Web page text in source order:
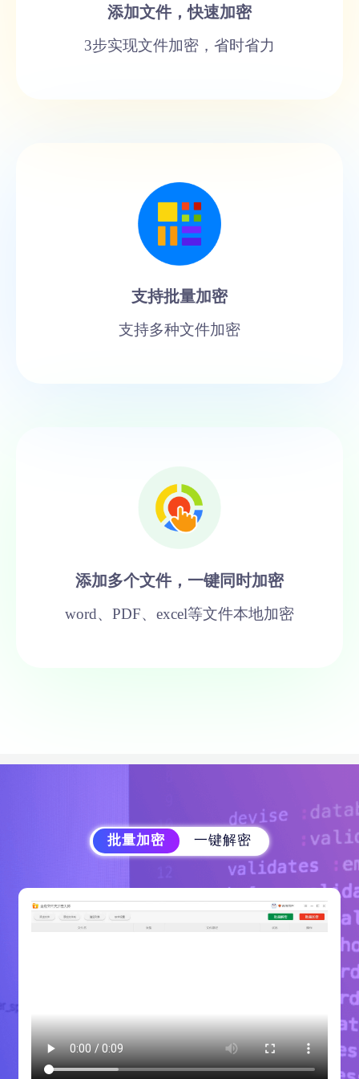
添加文件，快速加密
3步实现文件加密，省时省力
支持批量加密
支持多种文件加密
添加多个文件，一键同时加密
word、PDF、excel等文件本地加密
批量加密 一键解密